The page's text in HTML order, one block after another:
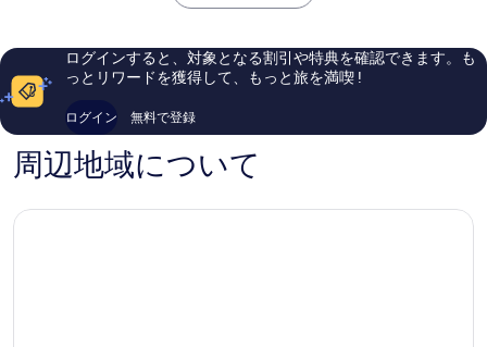
134
件
の
ミ
口
コ
ログインすると、対象となる割引や特典を確認できます。も
っとリワードを獲得して、もっと旅を満喫 !
ログイン 無料で登録
周辺地域について